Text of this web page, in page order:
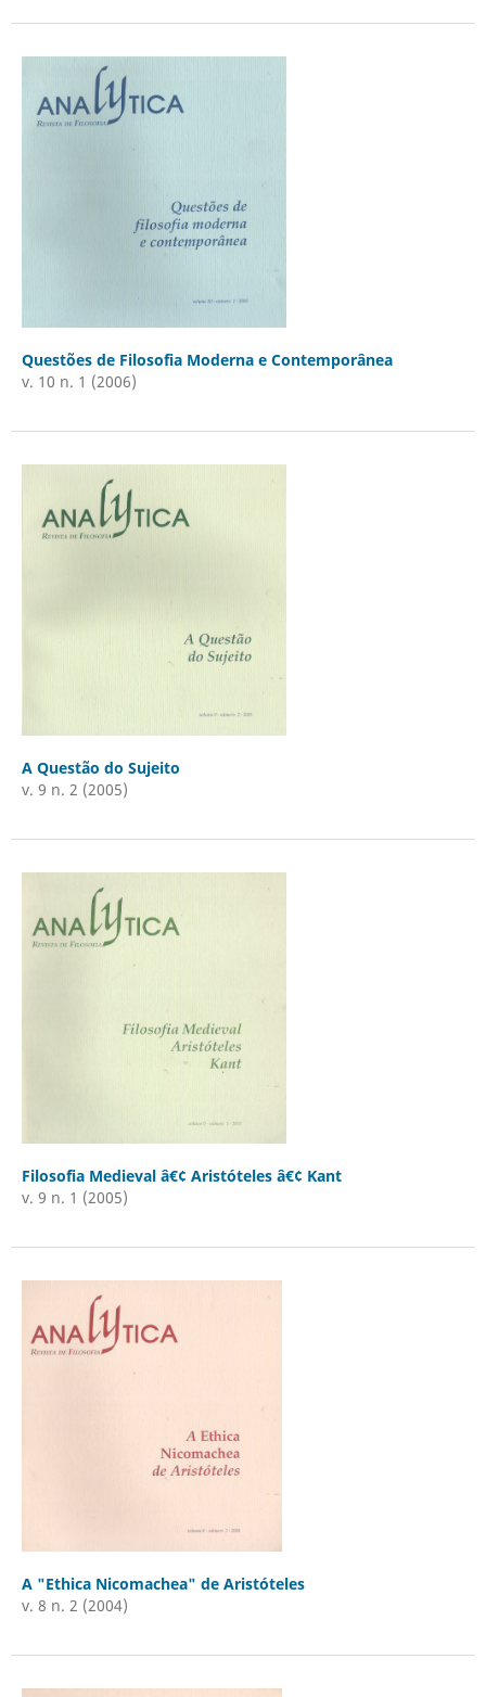
Questões de Filosofia Moderna e Contemporânea
v. 10 n. 1 (2006)
A Questão do Sujeito
v. 9 n. 2 (2005)
Filosofia Medieval â€¢ Aristóteles â€¢ Kant
v. 9 n. 1 (2005)
A "Ethica Nicomachea" de Aristóteles
v. 8 n. 2 (2004)